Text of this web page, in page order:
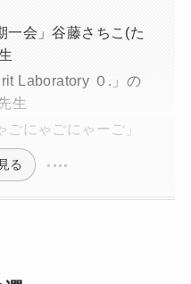
一会」谷藤さちこ(た
Laboratory ０.」の
生
ごにゃごにゃーご」
る